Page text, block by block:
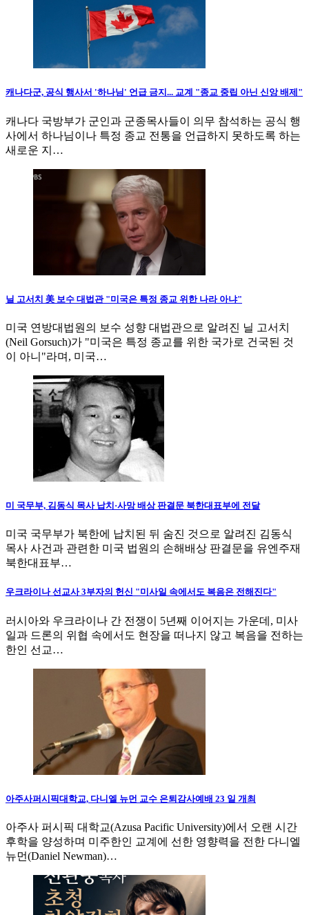
캐나다군, 공식 행사서 '하나님' 언급 금지... 교계 "종교 중립 아닌 신앙 배제"
캐나다 국방부가 군인과 군종목사들이 의무 참석하는 공식 행
사에서 하나님이나 특정 종교 전통을 언급하지 못하도록 하는
새로운 지…
닐 고서치 美 보수 대법관 "미국은 특정 종교 위한 나라 아냐"
미국 연방대법원의 보수 성향 대법관으로 알려진 닐 고서치
(Neil Gorsuch)가 "미국은 특정 종교를 위한 국가로 건국된 것
이 아니"라며, 미국…
미 국무부, 김동식 목사 납치·사망 배상 판결문 북한대표부에 전달
미국 국무부가 북한에 납치된 뒤 숨진 것으로 알려진 김동식
목사 사건과 관련한 미국 법원의 손해배상 판결문을 유엔주재
북한대표부…
우크라이나 선교사 3부자의 헌신 "미사일 속에서도 복음은 전해진다"
러시아와 우크라이나 간 전쟁이 5년째 이어지는 가운데, 미사
일과 드론의 위협 속에서도 현장을 떠나지 않고 복음을 전하는
한인 선교…
아주사퍼시픽대학교, 다니엘 뉴먼 교수 은퇴감사예배 23 일 개최
아주사 퍼시픽 대학교(Azusa Pacific University)에서 오랜 시간
후학을 양성하며 미주한인 교계에 선한 영향력을 전한 다니엘
뉴먼(Daniel Newman)…